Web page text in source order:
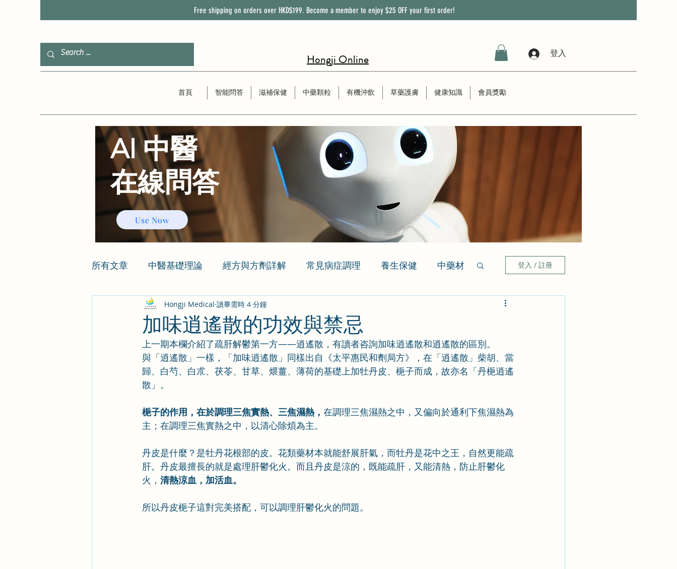
Free shipping on orders over HKD$199. Become a member to enjoy $25 OFF your first order!
Hongji Online 登入
首頁 智能問答 滋補保健 中藥顆粒 有機沖飲 草藥護膚 健康知識 會員獎勵
所有文章 中醫基礎理論 經方與方劑詳解 常見病症調理 養生保健 中藥材 登入 / 註冊
加味逍遙散的功效與禁忌
Hongji Medical 讀畢需時 4 分鐘
上一期本欄介紹了疏肝解鬱第一方——逍遙散，有讀者咨詢加味逍遙散和逍遙散的區別。
與「逍遙散」一樣，「加味逍遙散」同樣出自《太平惠民和劑局方》，在「逍遙散」柴胡、當
歸、白芍、白朮、茯苓、甘草、煨薑、薄荷的基礎上加牡丹皮、梔子而成，故亦名「丹梔逍遙
散」。
梔子的作用，在於調理三焦實熱、三焦濕熱， 在調理三焦濕熱之中，又偏向於通利下焦濕熱為
主；在調理三焦實熱之中，以清心除煩為主。
丹皮是什麼？是牡丹花根部的皮。花類藥材本就能舒展肝氣，而牡丹是花中之王，自然更能疏
肝。丹皮最擅長的就是處理肝鬱化火。而且丹皮是涼的，既能疏肝，又能清熱，防止肝鬱化
火， 清熱涼血，加活血。
所以丹皮梔子這對完美搭配，可以調理肝鬱化火的問題。
Use Now
AI 中醫
​在線問答